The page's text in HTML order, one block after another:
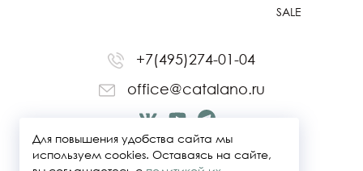
SALE
+7(495)274-01-04
office@catalano.ru
Для повышения удобства сайта мы
используем cookies. Оставаясь на сайте,